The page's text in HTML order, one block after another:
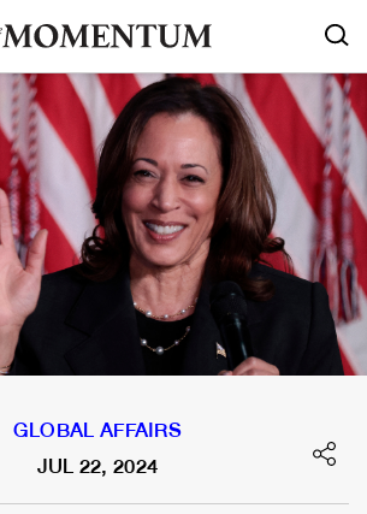
GLOBAL AFFAIRS
JUL 22, 2024